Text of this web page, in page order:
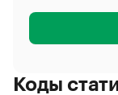
Коды